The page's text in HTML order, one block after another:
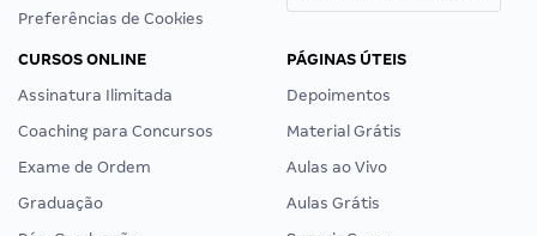
Preferências de Cookies
CURSOS ONLINE
Assinatura Ilimitada
Coaching para Concursos
Exame de Ordem
Graduação
PÁGINAS ÚTEIS
Depoimentos
Material Grátis
Aulas ao Vivo
Aulas Grátis